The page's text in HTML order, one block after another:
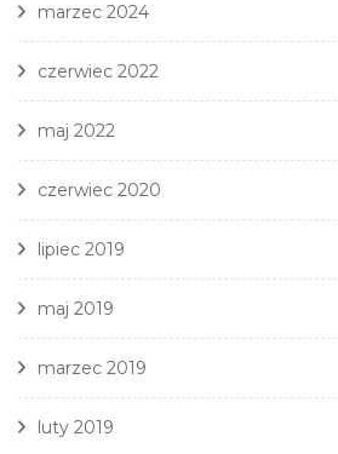
marzec 2024
czerwiec 2022
maj 2022
czerwiec 2020
lipiec 2019
maj 2019
marzec 2019
luty 2019